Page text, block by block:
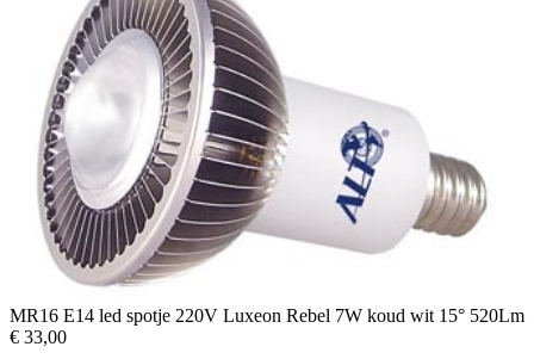
MR16 E14 led spotje 220V Luxeon Rebel 7W koud wit 15° 520Lm
€ 33,00